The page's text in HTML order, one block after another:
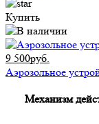
Купить
9 500руб.
Аэрозольное
Механизм